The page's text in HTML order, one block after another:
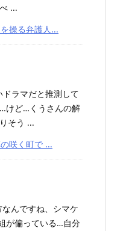
...
操る弁護人...
ラマだと推測して
けど…くうさんの解
そう ...
咲く町で ...
んですね、シマケ
が偏っている…自分